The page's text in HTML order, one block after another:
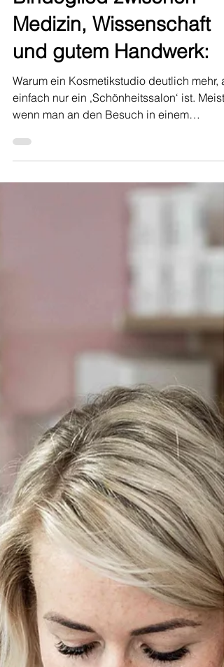
Apparative Kosmetik –
Bindeglied zwischen
Medizin, Wissenschaft
und gutem Handwerk:
einfach nur ein ‚Schönheitssalon‘ ist. Meist
wenn man an den Besuch in einem
Kosmetikstudio...